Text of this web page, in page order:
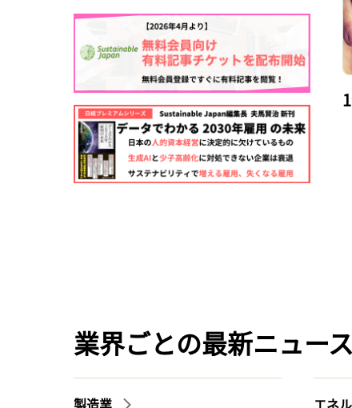
業界ごとの最新ニュース